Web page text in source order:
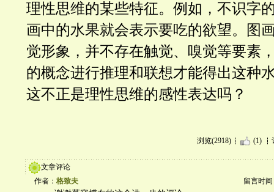
理性思维的某些特征。例如，不识字
画中的水果就会表示要吃的欲望。图
觉形象，并不存在触觉、嗅觉等要素
的概念进行推理和联想才能得出这种
这不正是理性思维的感性表达吗？
浏览(2918) (1)
文章评论
作者： 格致夫 留言时间